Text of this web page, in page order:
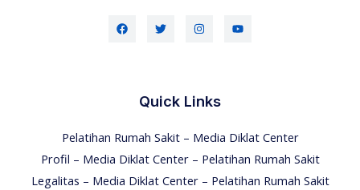
Quick Links
Pelatihan Rumah Sakit – Media Diklat Center
Profil – Media Diklat Center – Pelatihan Rumah Sakit
Legalitas – Media Diklat Center – Pelatihan Rumah Sakit